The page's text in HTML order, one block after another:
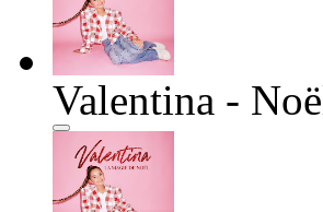
Valentina -